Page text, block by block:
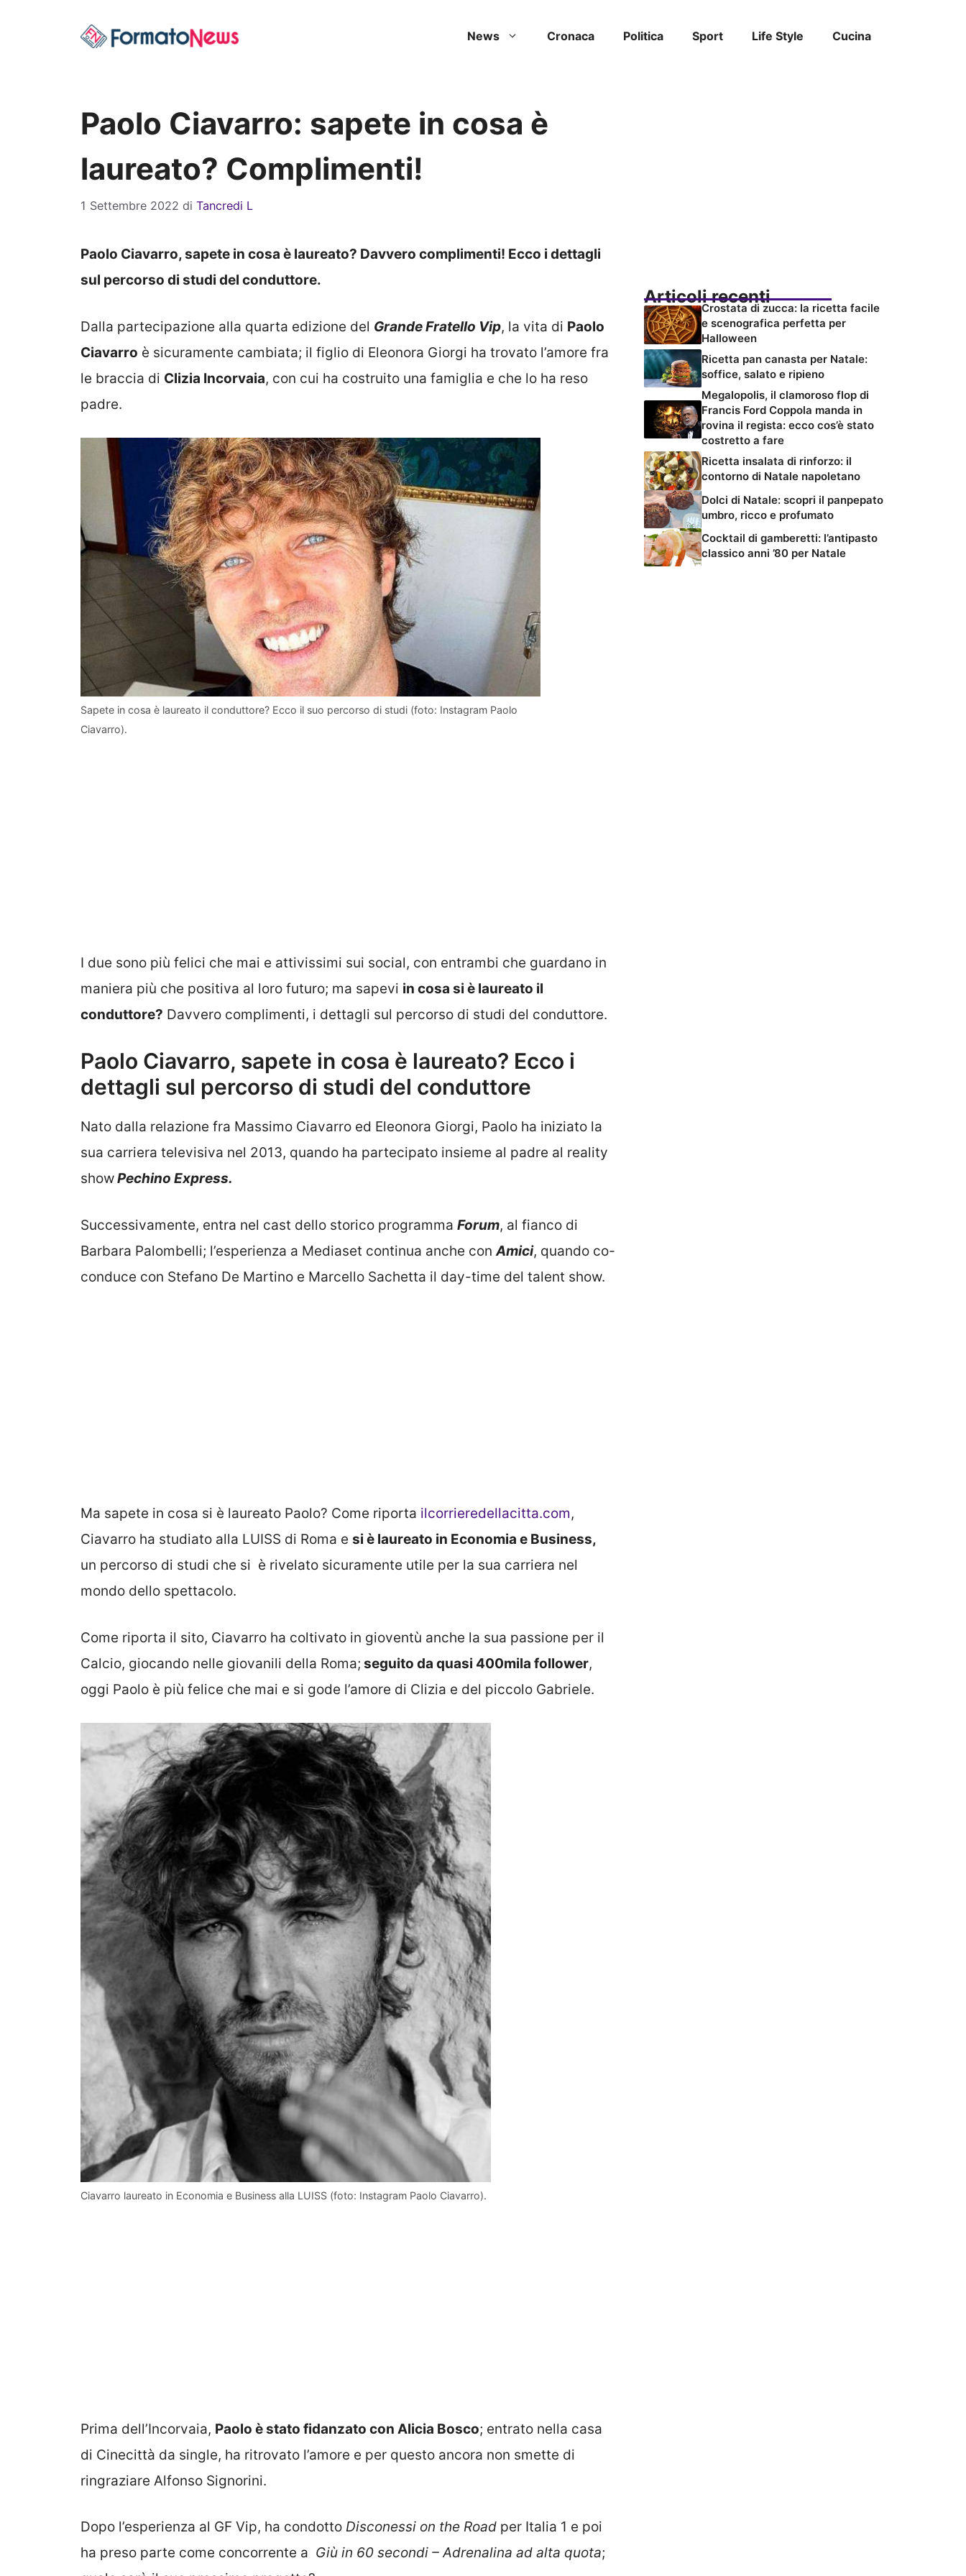
News Cronaca Politica Sport Life Style Cucina
Paolo Ciavarro: sapete in cosa è
laureato? Complimenti!
1 Settembre 2022 di Tancredi L
Paolo Ciavarro, sapete in cosa è laureato? Davvero complimenti! Ecco i dettagli
sul percorso di studi del conduttore.
Dalla partecipazione alla quarta edizione del Grande Fratello Vip, la vita di Paolo
Ciavarro è sicuramente cambiata; il figlio di Eleonora Giorgi ha trovato l’amore fra
le braccia di Clizia Incorvaia, con cui ha costruito una famiglia e che lo ha reso
padre.
Sapete in cosa è laureato il conduttore? Ecco il suo percorso di studi (foto: Instagram Paolo
Ciavarro).
I due sono più felici che mai e attivissimi sui social, con entrambi che guardano in
maniera più che positiva al loro futuro; ma sapevi in cosa si è laureato il
conduttore? Davvero complimenti, i dettagli sul percorso di studi del conduttore.
Paolo Ciavarro, sapete in cosa è laureato? Ecco i
dettagli sul percorso di studi del conduttore
Nato dalla relazione fra Massimo Ciavarro ed Eleonora Giorgi, Paolo ha iniziato la
sua carriera televisiva nel 2013, quando ha partecipato insieme al padre al reality
showPechino Express.
Successivamente, entra nel cast dello storico programma Forum, al fianco di
Barbara Palombelli; l’esperienza a Mediaset continua anche conAmici, quando co-
conduce con Stefano De Martino e Marcello Sachetta il day-time del talent show.
Ma sapete in cosa si è laureato Paolo? Come riporta ilcorrieredellacitta.com,
Ciavarro ha studiato alla LUISS di Roma e si è laureato in Economia e Business,
un percorso di studi che si è rivelato sicuramente utile per la sua carriera nel
mondo dello spettacolo.
Come riporta il sito, Ciavarro ha coltivato in gioventù anche la sua passione per il
Calcio, giocando nelle giovanili della Roma; seguito da quasi 400mila follower,
oggi Paolo è più felice che mai e si gode l’amore di Clizia e del piccolo Gabriele.
Ciavarro laureato in Economia e Business alla LUISS (foto: Instagram Paolo Ciavarro).
Prima dell’Incorvaia, Paolo è stato fidanzato con Alicia Bosco; entrato nella casa
di Cinecittà da single, ha ritrovato l’amore e per questo ancora non smette di
ringraziare Alfonso Signorini.
Dopo l’esperienza al GF Vip, ha condotto Disconessi on the Road per Italia 1 e poi
ha preso parte come concorrente a Giù in 60 secondi – Adrenalina ad alta quota;
Articoli recenti
Crostata di zucca: la ricetta facile
e scenografica perfetta per
Halloween
Ricetta pan canasta per Natale:
soffice, salato e ripieno
Megalopolis, il clamoroso flop di
Francis Ford Coppola manda in
rovina il regista: ecco cos’è stato
costretto a fare
Ricetta insalata di rinforzo: il
contorno di Natale napoletano
Dolci di Natale: scopri il panpepato
umbro, ricco e profumato
Cocktail di gamberetti: l’antipasto
classico anni ’80 per Natale